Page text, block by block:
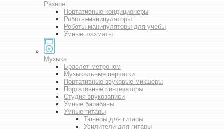
Разное
Портативные кондиционеры
Роботы-манипуляторы
Роботы-манипуляторы для учебы
Умные шахматы
Музыка
Браслет метроном
Музыкальные перчатки
Портативные звуковые микшеры
Портативные синтезаторы
Студия звукозаписи
Умные барабаны
Умные гитары
Тюнеры для гитары
Усилители для гитары